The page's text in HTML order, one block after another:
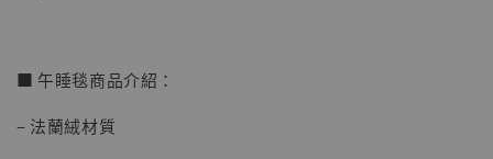
■ 午睡毯商品介紹：
– 法蘭絨材質